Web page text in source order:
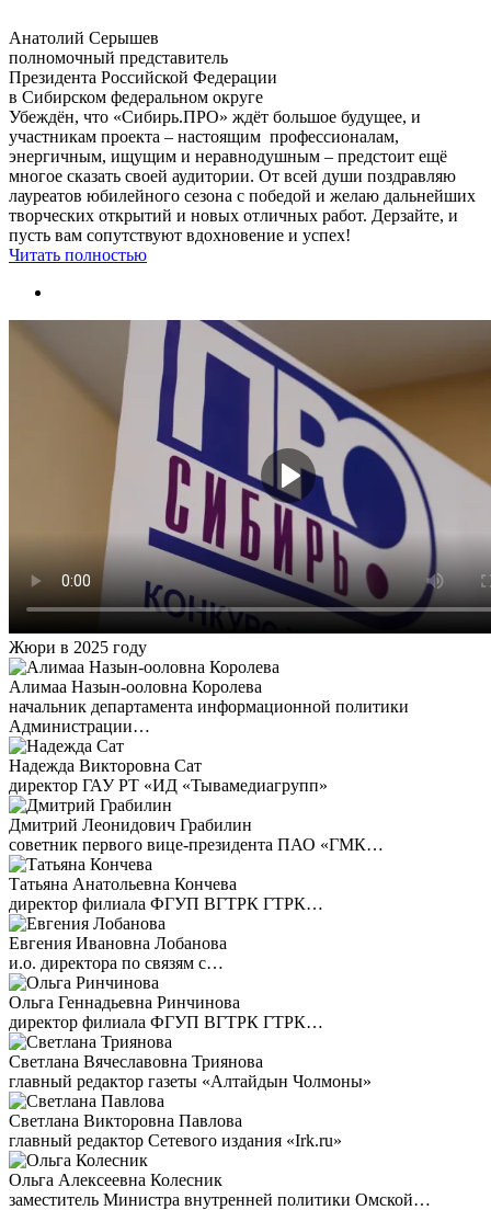
Анатолий Серышев
полномочный представитель
Президента Российской Федерации
в Сибирском федеральном округе
Убеждён, что «Сибирь.ПРО» ждёт большое будущее, и
участникам проекта – настоящим профессионалам,
энергичным, ищущим и неравнодушным – предстоит ещё
многое сказать своей аудитории. От всей души поздравляю
лауреатов юбилейного сезона с победой и желаю дальнейших
творческих открытий и новых отличных работ. Дерзайте, и
пусть вам сопутствуют вдохновение и успех!
Читать полностью
Жюри в 2025 году
Алимаа Назын-ооловна Королева
начальник департамента информационной политики
Администрации…
Надежда Викторовна Сат
директор ГАУ РТ «ИД «Тывамедиагрупп»
Дмитрий Леонидович Грабилин
советник первого вице-президента ПАО «ГМК…
Татьяна Анатольевна Кончева
директор филиала ФГУП ВГТРК ГТРК…
Евгения Ивановна Лобанова
и.о. директора по связям с…
Ольга Геннадьевна Ринчинова
директор филиала ФГУП ВГТРК ГТРК…
Светлана Вячеславовна Триянова
главный редактор газеты «Алтайдын Чолмоны»
Светлана Викторовна Павлова
главный редактор Сетевого издания «Irk.ru»
Ольга Алексеевна Колесник
заместитель Министра внутренней политики Омской…